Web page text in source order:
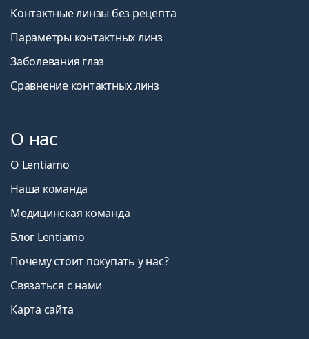
Контактные линзы без рецепта
Параметры контактных линз
Заболевания глаз
Сравнение контактных линз
О нас
О Lentiamo
Наша команда
Медицинская команда
Блог Lentiamo
Почему стоит покупать у нас?
Связаться с нами
Карта сайта